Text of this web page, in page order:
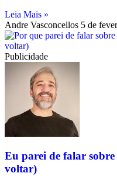
Leia Mais »
Andre Vasconcellos 5 de
Publicidade
Eu parei de falar
voltar)